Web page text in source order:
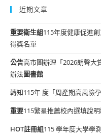
近期文章
重要衛生組115年度健康促進
得獎名單
公告高市圖辦理「2026朗聲大
辦法圖書館
轉知115年 度「周產期高風險
重要115繁星推薦校內選填說明
HOT註冊組115 學年度大學學